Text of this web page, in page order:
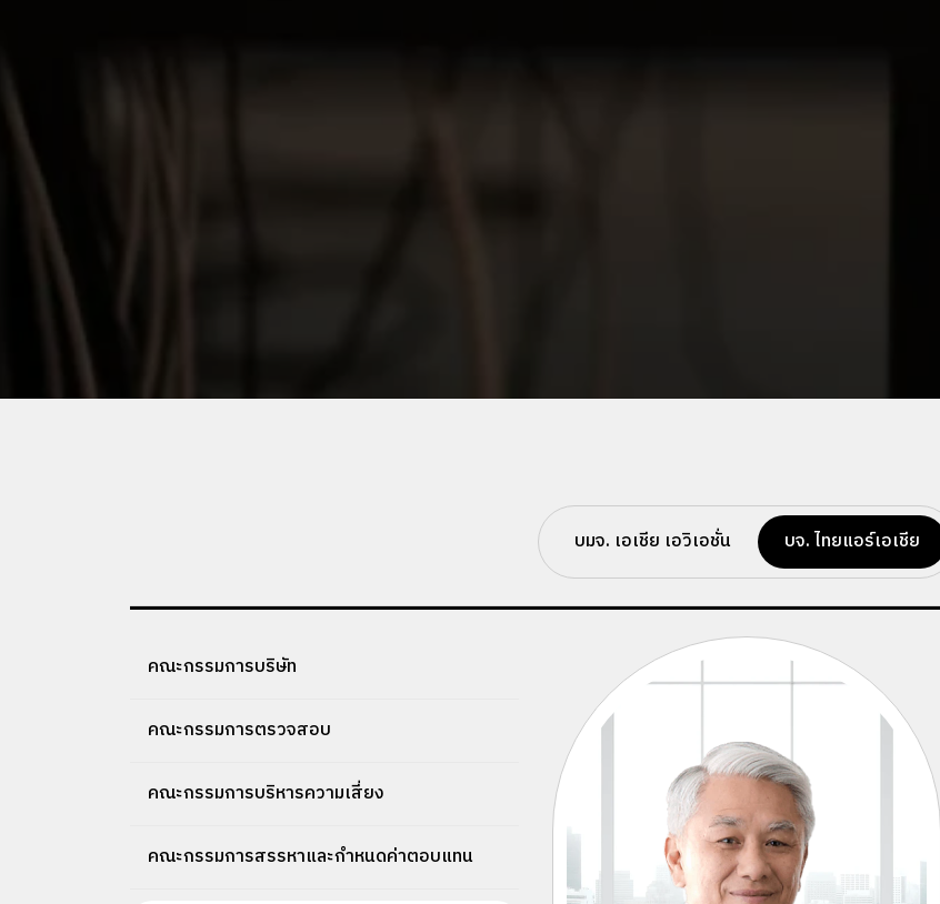
บมจ. เอเชีย เอวิเอชั่น บจ. ไทยแอร์เอเชีย
คณะกรรมการบริษัท
คณะกรรมการตรวจสอบ
คณะกรรมการบริหารความเสี่ยง
คณะกรรมการสรรหาและกำหนดค่าตอบแทน